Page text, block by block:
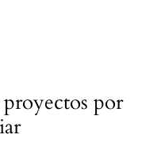
por